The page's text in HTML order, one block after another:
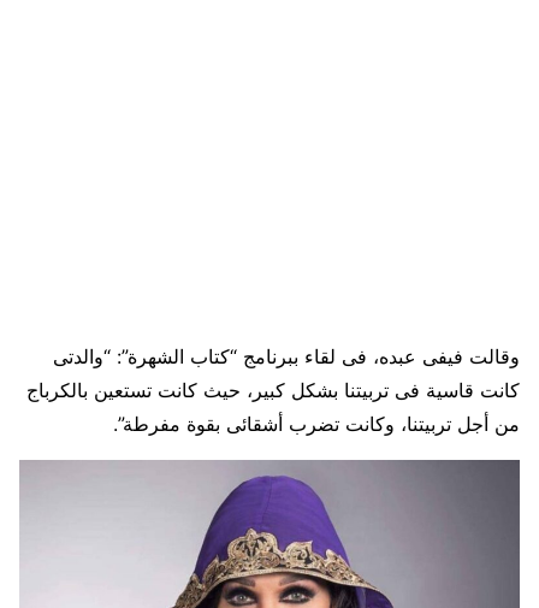
وقالت فيفى عبده، فى لقاء ببرنامج “كتاب الشهرة”: “والدتى
كانت قاسية فى تربيتنا بشكل كبير، حيث كانت تستعين بالكرباج
من أجل تربيتنا، وكانت تضرب أشقائى بقوة مفرطة”.